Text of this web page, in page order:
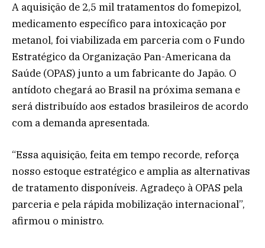
A aquisição de 2,5 mil tratamentos do fomepizol,
medicamento específico para intoxicação por
metanol, foi viabilizada em parceria com o Fundo
Estratégico da Organização Pan-Americana da
Saúde (OPAS) junto a um fabricante do Japão. O
antídoto chegará ao Brasil na próxima semana e
será distribuído aos estados brasileiros de acordo
com a demanda apresentada.
“Essa aquisição, feita em tempo recorde, reforça
nosso estoque estratégico e amplia as alternativas
de tratamento disponíveis. Agradeço à OPAS pela
parceria e pela rápida mobilização internacional”,
afirmou o ministro.